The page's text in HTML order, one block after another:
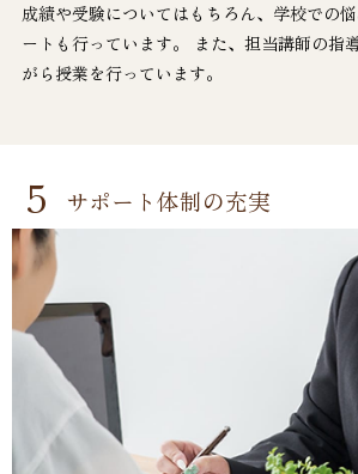
成績や受験についてはもちろん、学校での
ートも行っています。 また、担当講師の指
がら授業を行っています。
5 サポート体制の充実